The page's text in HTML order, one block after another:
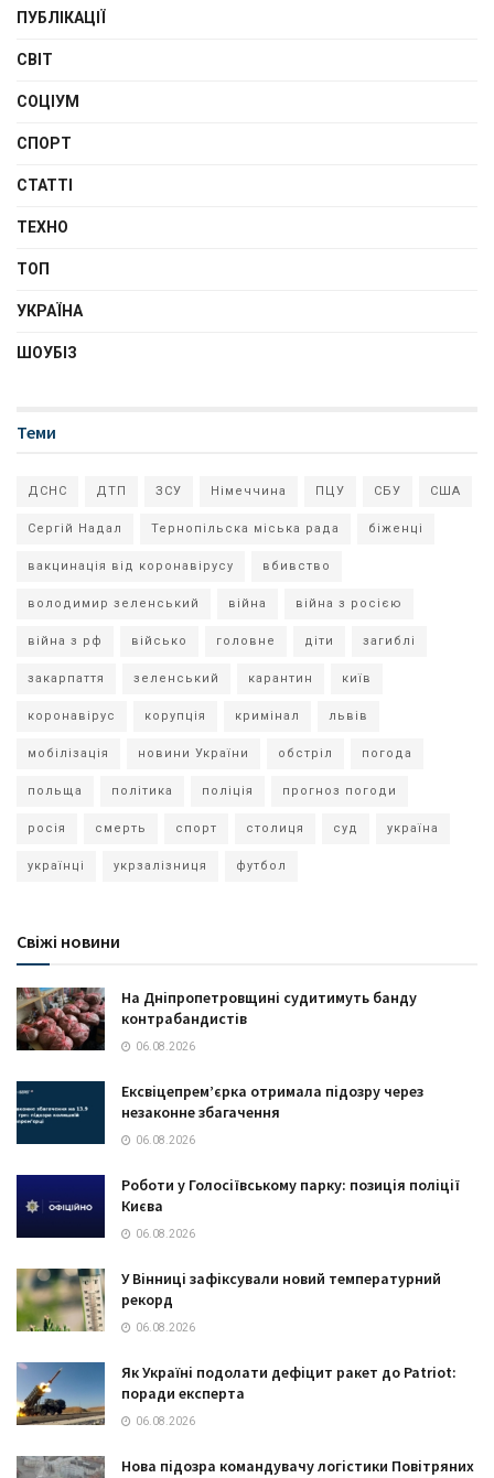
ПУБЛІКАЦІЇ
СВІТ
СОЦІУМ
СПОРТ
СТАТТІ
ТЕХНО
ТОП
УКРАЇНА
ШОУБІЗ
Теми
ДСНС ДТП ЗСУ Німеччина ПЦУ СБУ США
Сергій Надал Тернопільска міська рада біженці
вакцинація від коронавірусу вбивство
володимир зеленський війна війна з росією
війна з рф військо головне діти загиблі
закарпаття зеленський карантин київ
коронавірус корупція кримінал львів
мобілізація новини України обстріл погода
польща політика поліція прогноз погоди
росія смерть спорт столиця суд україна
українці укрзалізниця футбол
Свіжі новини
На Дніпропетровщині судитимуть банду
контрабандистів
06.08.2026
Ексвіцепрем’єрка отримала підозру через
незаконне збагачення
06.08.2026
Роботи у Голосіївському парку: позиція поліції
Києва
06.08.2026
У Вінниці зафіксували новий температурний
рекорд
06.08.2026
Як Україні подолати дефіцит ракет до Patriot:
поради експерта
06.08.2026
Нова підозра командувачу логістики Повітряних